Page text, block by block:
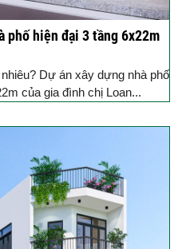
phố hiện đại 3 tầng 6x22m
Dự án xây dựng nhà phố
của gia đình chị Loan...